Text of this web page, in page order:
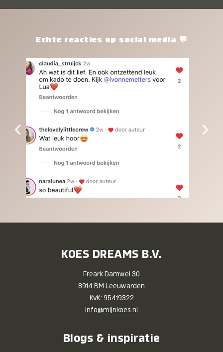
het waard.Echte reacties op social media 💬
‹ ›
KOES DREAMS B.V.
Freark Damwei 30
8914 BM Leeuwarden
KvK: 95419322
info@mijnkoes.nl
Blogs & inspiratie